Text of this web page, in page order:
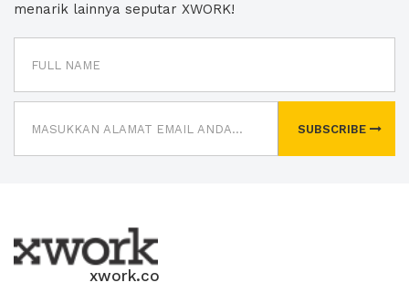
menarik lainnya seputar XWORK!
SUBSCRIBE
xwork.co